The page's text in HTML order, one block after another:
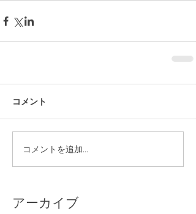
コメント
コメントを追加…
アーカイブ